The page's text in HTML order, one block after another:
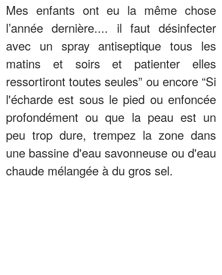
Mes enfants ont eu la même chose
l’année dernière.... il faut désinfecter
avec un spray antiseptique tous les
matins et soirs et patienter elles
ressortiront toutes seules” ou encore “Si
l'écharde est sous le pied ou enfoncée
profondément ou que la peau est un
peu trop dure, trempez la zone dans
une bassine d'eau savonneuse ou d'eau
chaude mélangée à du gros sel.